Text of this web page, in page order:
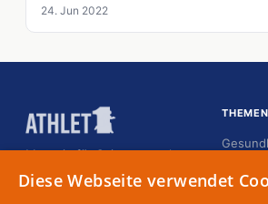
24. Jun 2022
Magazin für Spitzensportler
THEMEN
Diese Webseite verwendet